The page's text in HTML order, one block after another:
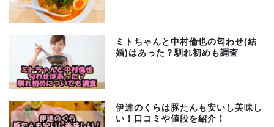
ミトちゃんと中村倫也の匂わせ(結
婚)はあった？馴れ初めも調査
伊達のくらは豚たんも安いし美味し
い！口コミや値段を紹介！